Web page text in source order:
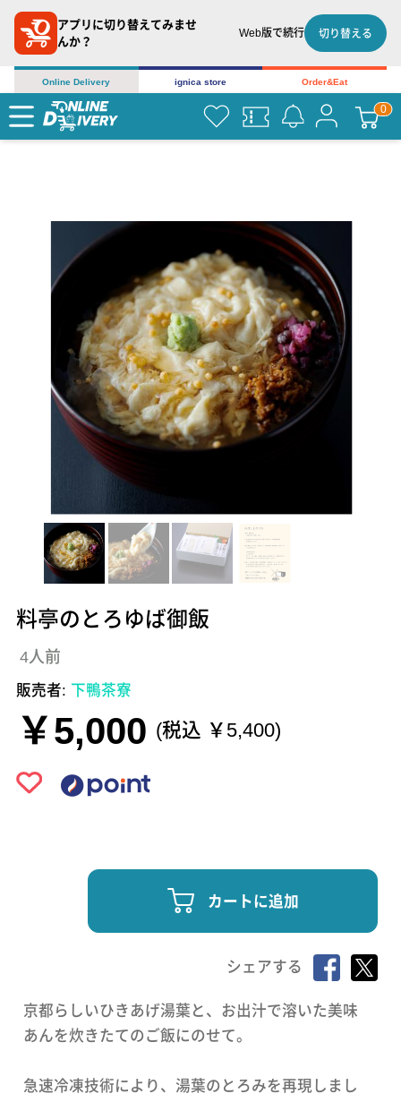
アプリに切り替えてみませ
んか？
Web版で続行 切り替える
Online Delivery ignica store Order&Eat
料亭のとろゆば御飯
4人前
販売者: 下鴨茶寮
￥5,000 (税込 ￥5,400)
カートに追加
シェアする
京都らしいひきあげ湯葉と、お出汁で溶いた美味
あんを炊きたてのご飯にのせて。
急速冷凍技術により、湯葉のとろみを再現しまし